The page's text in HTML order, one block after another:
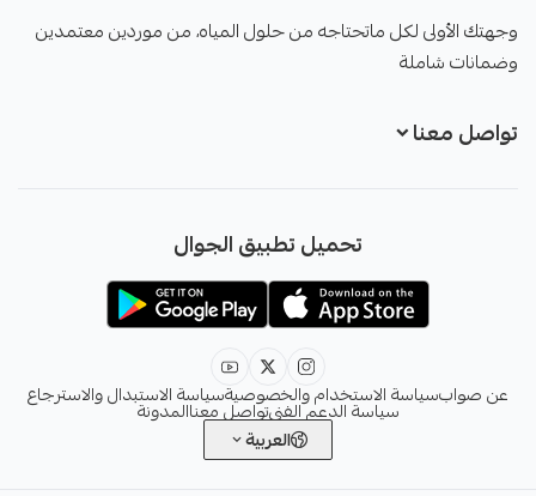
وجهتك الأولى لكل ماتحتاجه من حلول المياه، من موردين معتمدين
وضمانات شاملة
تواصل معنا
info@sawab.app
تحميل تطبيق الجوال
عن صوابسياسة الاستخدام والخصوصيةسياسة الاستبدال والاسترجاع
سياسة الدعم الفنيتواصل معناالمدونة
العربية